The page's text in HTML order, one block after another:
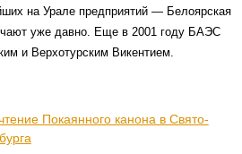
на Урале предприятий — Белоярская
уже давно. Еще в 2001 году БАЭС
и Верхотурским Викентием.
Покаянного канона в Свято-